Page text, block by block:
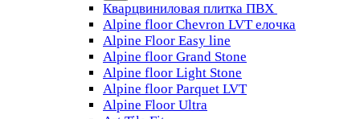
Кварцвиниловая плитка ПВХ
Alpine floor Chevron LVT елочка
Alpine Floor Easy line
Alpine floor Grand Stone
Alpine floor Light Stone
Alpine floor Parquet LVT
Alpine Floor Ultra